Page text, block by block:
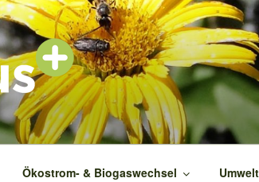
Ökostrom- & Biogaswechsel